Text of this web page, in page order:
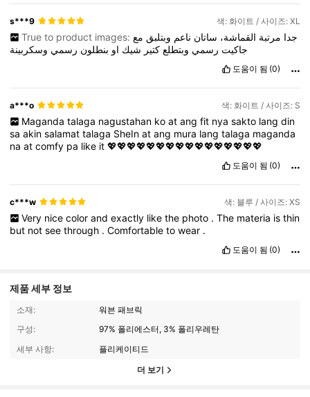
s***9 색: 화이트 / 사이즈: XL
True to product images: جدا مرتبة القماشة، ساتان ناعم وبتلبق مع
جاكيت رسمي وبتطلع كتير شيك او بنطلون رسمي وسكربينة
도움이 됨 (0)
a***o 색: 화이트 / 사이즈: S
Maganda talaga nagustahan ko at ang fit nya sakto lang din
saakinsalamattalaga SheInatang mura langtalaga maganda
naatcomfy pa like it💖💖💖💖💖💖💖💖💖💖💖💖💖💖💖💖
도움이 됨 (0)
c***w 색: 블루 / 사이즈: XS
Very nice color and exactly like the photo . The materia is thin
but notseethrough .Comfortabletowear .
도움이 됨 (0)
제품 세부 정보
소재:
워븐 패브릭
구성:
97% 폴리에스터, 3% 폴리우레탄
세부 사항:
플리케이티드
더 보기